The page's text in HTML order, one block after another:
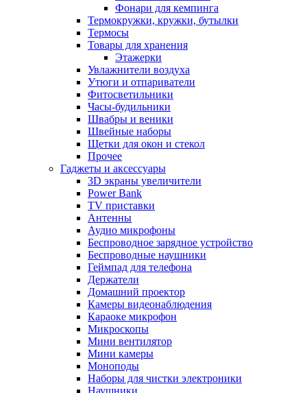
Фонари для кемпинга
Термокружки, кружки, бутылки
Термосы
Товары для хранения
Этажерки
Увлажнители воздуха
Утюги и отпариватели
Фитосветильники
Часы-будильники
Швабры и веники
Швейные наборы
Щетки для окон и стекол
Прочее
Гаджеты и аксессуары
3D экраны увеличители
Power Bank
TV приставки
Антенны
Аудио микрофоны
Беспроводное зарядное устройство
Беспроводные наушники
Геймпад для телефона
Держатели
Домашний проектор
Камеры видеонаблюдения
Караоке микрофон
Микроскопы
Мини вентилятор
Мини камеры
Моноподы
Наборы для чистки электроники
Наушники